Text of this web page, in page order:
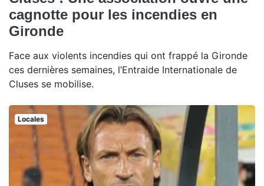
cagnotte pour les incendies en
Gironde
Face aux violents incendies qui ont frappé la Gironde
ces dernières semaines, l’Entraide Internationale de
Cluses se mobilise.
Locales